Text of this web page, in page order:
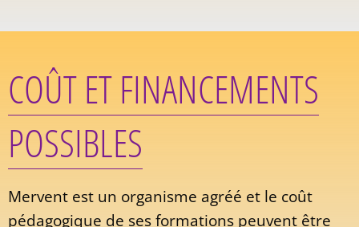
COÛT ET FINANCEMENTS
POSSIBLES
Mervent est un organisme agréé et le coût
pédagogique de ses formations peuvent être